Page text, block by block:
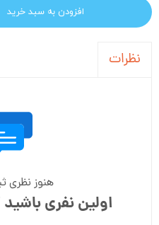
افزودن به سبد خرید
نظرات
هنوز نظری
اولین نفری